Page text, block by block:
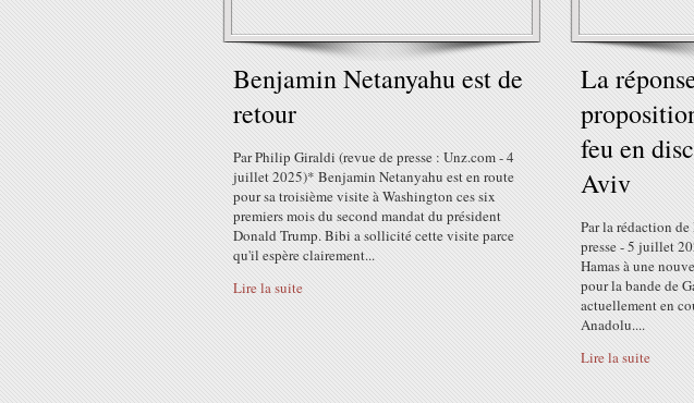
Benjamin Netanyahu est de
retour
Par Philip Giraldi (revue de presse : Unz.com - 4
juillet 2025)* Benjamin Netanyahu est en route
pour sa troisième visite à Washington ces six
premiers mois du second mandat du président
Donald Trump. Bibi a sollicité cette visite parce
qu'il espère clairement...
Lire la suite
La
feu en
Aviv
Par la rédaction
presse - 5 juillet
Hamas à une
pour la bande de
actuellement en
Anadolu....
Lire la suite